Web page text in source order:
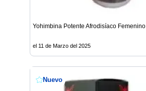
Yohimbina Potente Afrodisíaco Femenino
el 11 de Marzo del 2025
Nuevo